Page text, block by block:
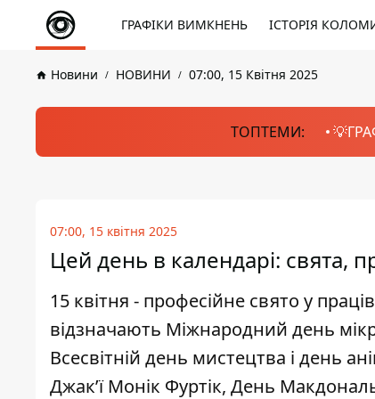
ГРАФІКИ ВИМКНЕНЬ ІСТОРІЯ
Новини НОВИНИ 07:00, 15 Квітня 2025
ТОПТЕМИ:
07:00, 15 квітня 2025
Цей день в календарі: свята,
15 квітня - професійне свято у
відзначають Міжнародний день
Всесвітній день мистецтва і день
Джак’ї Монік Фуртік, День